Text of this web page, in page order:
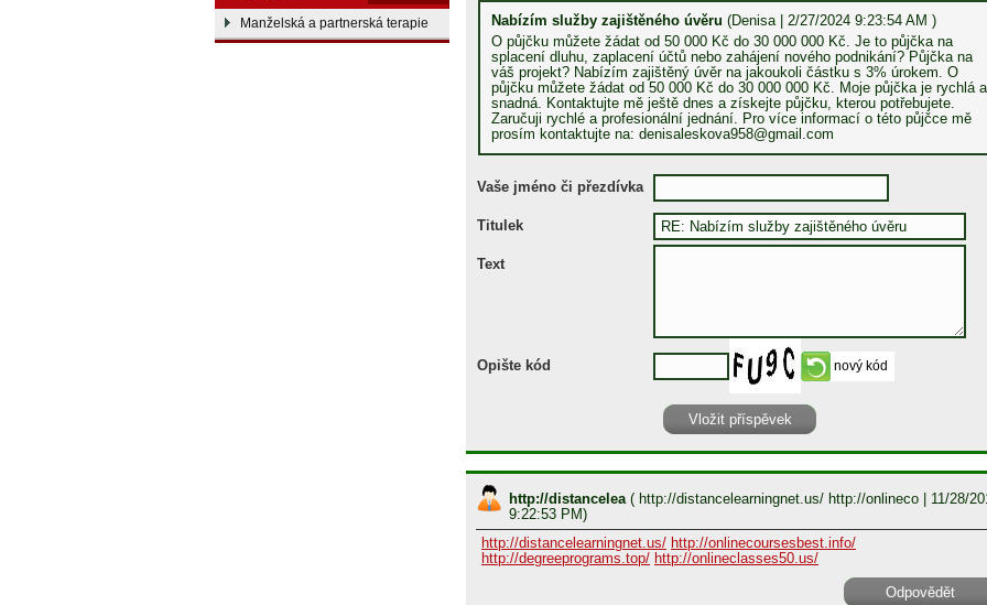
Manželská a partnerská terapie Nabízím služby zajištěného úvěru (Denisa | 2/27/2024 9:23:54 AM )
O půjčku můžete žádat od 50 000 Kč do 30 000 000 Kč. Je to půjčka na
splacení dluhu, zaplacení účtů nebo zahájení nového podnikání? Půjčka na
váš projekt? Nabízím zajištěný úvěr na jakoukoli částku s 3% úrokem. O
půjčku můžete žádat od 50 000 Kč do 30 000 000 Kč. Moje půjčka je rychlá a
snadná. Kontaktujte mě ještě dnes a získejte půjčku, kterou potřebujete.
Zaručuji rychlé a profesionální jednání. Pro více informací o této půjčce mě
prosím kontaktujte na: denisaleskova958@gmail.com
Vaše jméno či přezdívka
Titulek
Text
Opište kód
http://distancelea ( http://distancelearningnet.us/ http://onlineco | 11/28/
9:22:53 PM)
http://distancelearningnet.us/ http://onlinecoursesbest.info/
http://degreeprograms.top/ http://onlineclasses50.us/
Odpovědět